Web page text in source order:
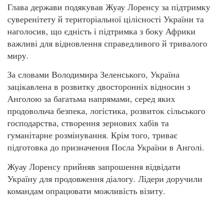
Глава держави подякував Жуау Лоренсу за підтримку
суверенітету й територіальної цілісності України та
наголосив, що єдність і підтримка з боку Африки
важливі для відновлення справедливого й тривалого
миру.
За словами Володимира Зеленського, Україна
зацікавлена в розвитку двосторонніх відносин з
Анголою за багатьма напрямами, серед яких
продовольча безпека, логістика, розвиток сільського
господарства, створення зернових хабів та
гуманітарне розмінування. Крім того, триває
підготовка до призначення Посла України в Анголі.
Жуау Лоренсу прийняв запрошення відвідати
Україну для продовження діалогу. Лідери доручили
командам опрацювати можливість візиту.